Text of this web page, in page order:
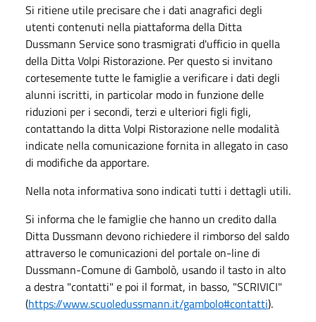
Si ritiene utile precisare che i dati anagrafici degli
utenti contenuti nella piattaforma della Ditta
Dussmann Service sono trasmigrati d'ufficio in quella
della Ditta Volpi Ristorazione. Per questo si invitano
cortesemente tutte le famiglie a verificare i dati degli
alunni iscritti, in particolar modo in funzione delle
riduzioni per i secondi, terzi e ulteriori figli figli,
contattando la ditta Volpi Ristorazione nelle modalità
indicate nella comunicazione fornita in allegato in caso
di modifiche da apportare.
Nella nota informativa sono indicati tutti i dettagli utili.
Si informa che le famiglie che hanno un credito dalla
Ditta Dussmann devono richiedere il rimborso del saldo
attraverso le comunicazioni del portale on-line di
Dussmann-Comune di Gambolò, usando il tasto in alto
a destra "contatti" e poi il format, in basso, "SCRIVICI"
(https://www.scuoledussmann.it/gambolo#contatti).